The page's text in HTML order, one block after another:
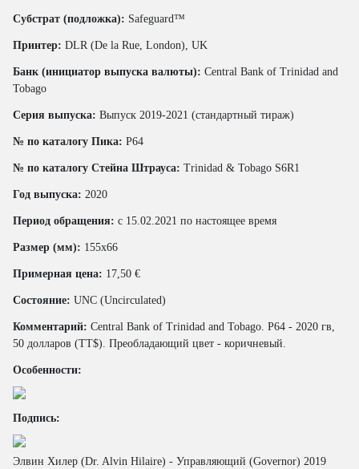
Субстрат (подложка): Safeguard™
Принтер: DLR (De la Rue, London), UK
Банк (инициатор выпуска валюты): Central Bank of Trinidad and
Tobago
Серия выпуска: Выпуск 2019-2021 (стандартный тираж)
№ по каталогу Пика: P64
№ по каталогу Стейна Штрауса: Trinidad & Tobago S6R1
Год выпуска: 2020
Период обращения: с 15.02.2021 по настоящее время
Размер (мм): 155x66
Примерная цена: 17,50 €
Состояние: UNC (Uncirculated)
Комментарий: Central Bank of Trinidad and Tobago. P64 - 2020 гв,
50 долларов (TT$). Преобладающий цвет - коричневый.
Особенности:
Подпись:
Элвин Хилер (Dr. Alvin Hilaire) - Управляющий (Governor) 2019